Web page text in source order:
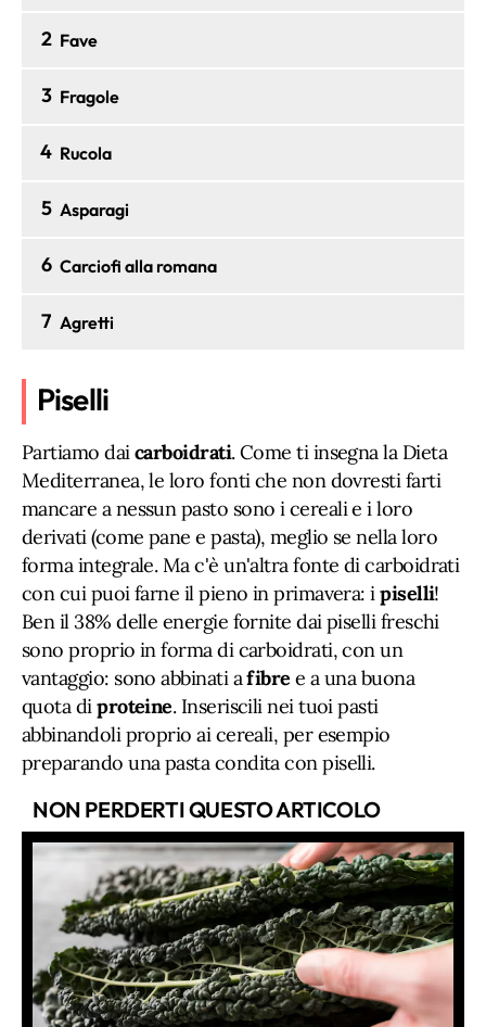
2 Fave
3 Fragole
4 Rucola
5 Asparagi
6 Carciofi alla romana
7 Agretti
Piselli
Partiamo daicarboidrati. Come ti insegna la Dieta
Mediterranea, le loro fonti che non dovresti farti
mancare a nessun pasto sono i cereali e i loro
derivati (come pane e pasta), meglio se nella loro
forma integrale. Ma c'è un'altra fonte di carboidrati
con cui puoi farne il pieno in primavera: ipiselli!
Ben il 38% delle energie fornite dai piselli freschi
sono proprio in forma di carboidrati, con un
vantaggio: sono abbinati afibre e a una buona
quota diproteine. Inseriscili nei tuoi pasti
abbinandoli proprio ai cereali, per esempio
preparando una pasta condita con piselli.
NON PERDERTI QUESTO ARTICOLO